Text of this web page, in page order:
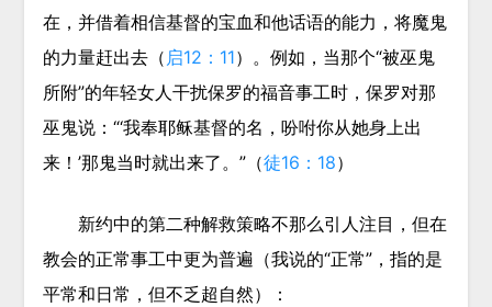
在，并借着相信基督的宝血和他话语的能力，将魔鬼
的力量赶出去（ 启12：11）。例如，当那个“被巫鬼
所附”的年轻女人干扰保罗的福音事工时，保罗对那
巫鬼说：“‘我奉耶稣基督的名，吩咐你从她身上出
来！’那鬼当时就出来了。”（徒16：18）
新约中的第二种解救策略不那么引人注目，但在
教会的正常事工中更为普遍（我说的“正常”，指的是
平常和日常，但不乏超自然）：